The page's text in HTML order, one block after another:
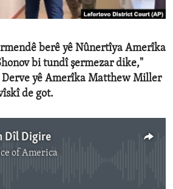
HEALTH
berê yê Nûnertîya Amerîka
bi tundî şermezar dike,"
Derve yê Amerîka Matthew Miller
de got.
Dîl Digire
of America